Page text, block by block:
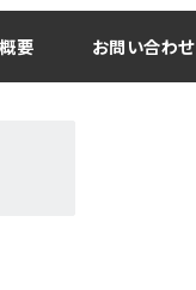
要 お問い合わせ